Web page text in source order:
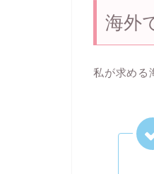
海外
私が求める